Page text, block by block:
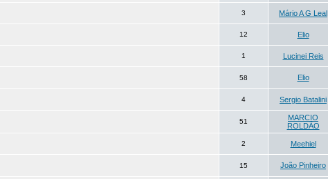
3 Mário A G Leal
12 Elio
1 Lucinei Reis
58 Elio
4 Sergio Batalini
51
MARCIO
ROLDÃO
2 Meehiel
15 João Pinheiro